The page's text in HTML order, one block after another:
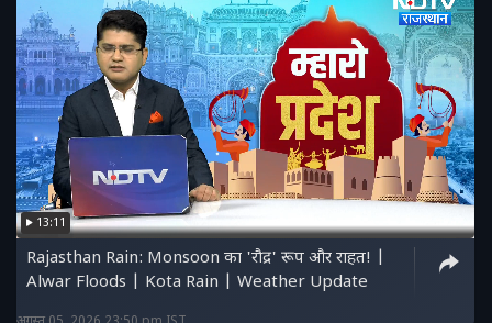
13:11
Rajasthan Rain: Monsoon का 'रौद्र' रूप और राहत! |
Alwar Floods | Kota Rain | Weather Update